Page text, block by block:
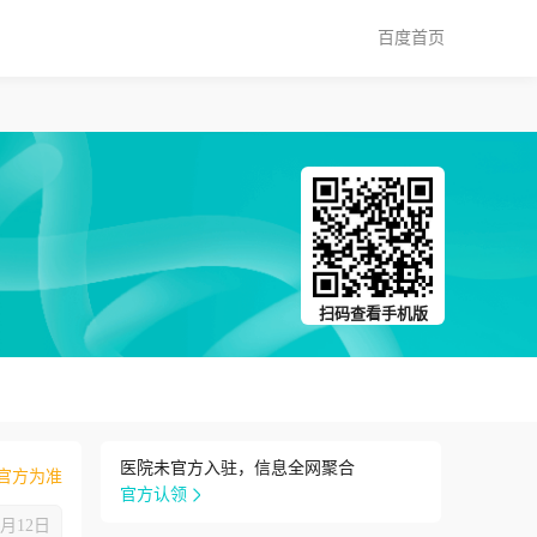
百度首页
扫码查看手机版
方为准
12日
医院未官方入驻，信息全网聚合
官方认领